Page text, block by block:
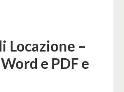
Locazione –
e PDF e